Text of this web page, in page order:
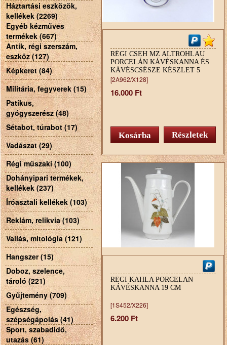
Háztartási eszközök,
kellékek (2269)
Egyéb kézműves
termékek (667)
Antik, régi szerszám,
eszköz (127)
Képkeret (84)
Militária, fegyverek (15)
Patikus,
gyógyszerész (48)
Sétabot, túrabot (17)
Vadászat (29)
Régi műszaki (100)
Dohányipari termékek,
kellékek (237)
Íróasztali kellékek (103)
Reklám, relikvia (103)
Vallás, mitológia (121)
Hangszer (15)
Doboz, szelence,
tároló (221)
Gyűjtemény (709)
Egészség,
szépségápolás (41)
Sport, szabadidő,
utazás (61)
RÉGI CSEH MZ ALTROHLAU
PORCELÁN KÁVÉSKANNA ÉS
KÁVÉSCSÉSZE KÉSZLET 5
DARAB
[2A962/X128]
16.000 Ft
Részletek
RÉGI KAHLA PORCELÁN
KÁVÉSKANNA 19 CM
[1S452/X226]
6.200 Ft